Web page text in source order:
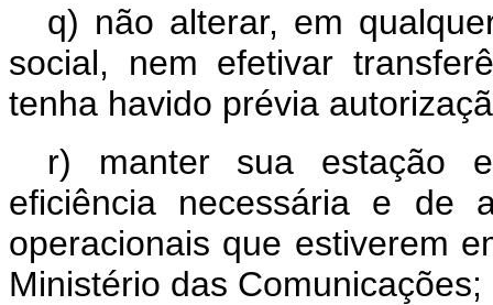
q) não alterar, em
social, nem efetivar
tenha havido prévia
r) manter sua estação
eficiência necessária e de
operacionais que estiverem
Ministério das Comunicações;